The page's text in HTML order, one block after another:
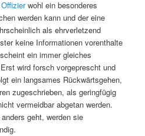
Offizierwohl ein besonderes
werden kann und der eine
als ehrverletzend
keine Informationen vorenthalte
ein immer gleiches
wird forsch vorgeprescht und
ein langsames Rückwärtsgehen,
zugeschrieben, als geringfügig
vermeidbar abgetan werden.
geht, werden sie